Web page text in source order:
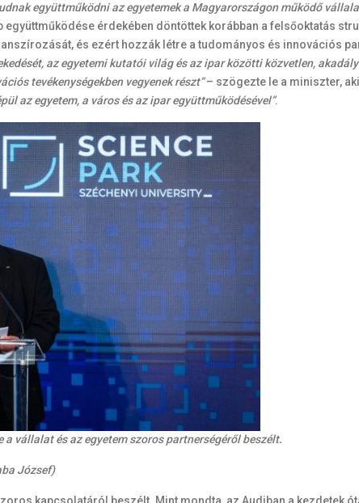
együttműködni az egyetemek a Magyarországon működő
érdekében döntöttek korábban a felsőoktatás
és ezért hozzák létre a tudományos és innovációs
az egyetemi kutatói világ és az ipar közötti közvetlen,
tevékenységekben vegyenek részt”– szögezte le a miniszter,
az egyetem, a város és az ipar együttműködésével”.
vállalat és az egyetem szoros partnerségéről beszélt.
József)